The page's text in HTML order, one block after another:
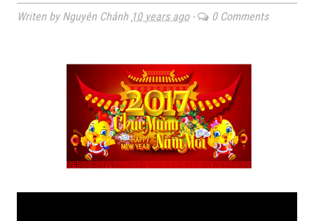
Writen by Nguyên Chánh 10 years ago- 0 Comments